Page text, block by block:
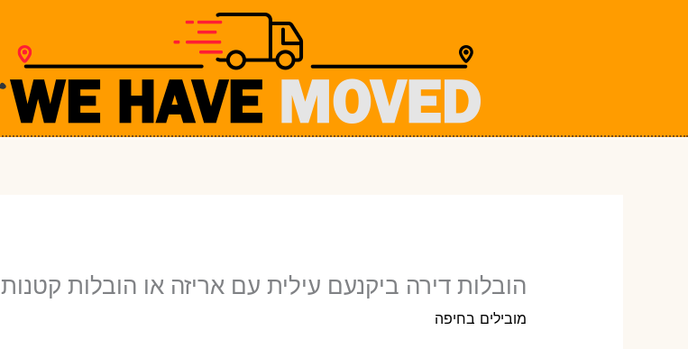
הובלות דירה ביקנעם עילית עם אריזה או הובלות קטנות
מובילים בחיפה